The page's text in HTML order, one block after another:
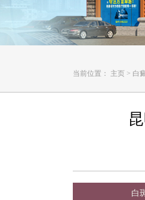
当前位置： 主页 > 白
白